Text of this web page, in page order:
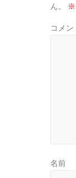
ん。
※
コメン
名前